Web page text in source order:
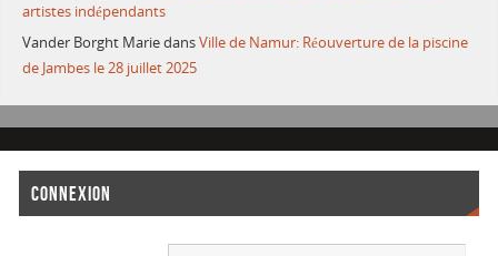
artistes indépendants
Vander Borght MariedansVille de Namur: Réouverture de la piscine
de Jambes le 28 juillet 2025
CONNEXION